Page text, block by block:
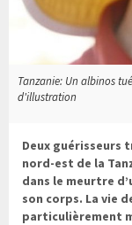
Tanzanie: Un albinos
d'illustration
Deux guérisseurs
nord-est de la
dans le meurtre
son corps. La vie
particulièrement